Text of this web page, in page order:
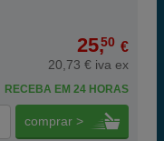
25,50 €
20,73 € iva ex
RECEBA EM 24 HORAS
comprar >